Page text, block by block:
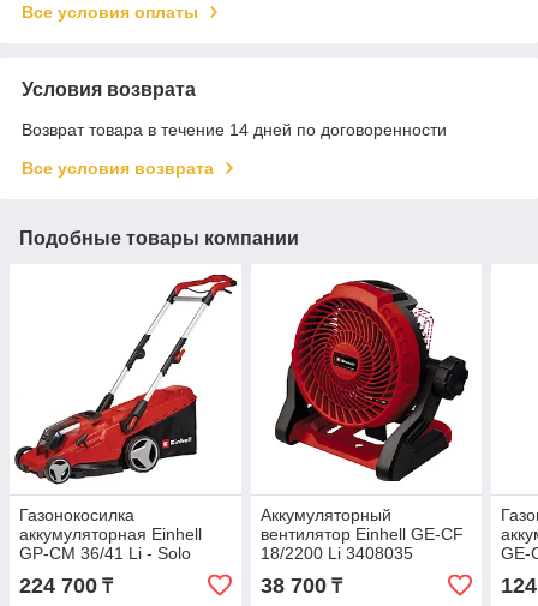
Все условия оплаты
Условия возврата
Возврат товара в течение 14 дней по договоренности
Все условия возврата
Подобные товары компании
Газонокосилка
аккумуляторная Einhell
GP-CM 36/41 Li - Solo
224 700 ₸
Аккумуляторный
вентилятор Einhell GE-CF
18/2200 Li 3408035
38 700₸
GE-